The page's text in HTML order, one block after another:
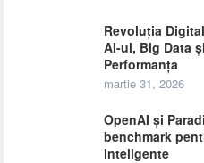
Revoluția
AI-ul, Big Data
Performanța
martie 31, 2026
OpenAI și
benchmark
inteligente